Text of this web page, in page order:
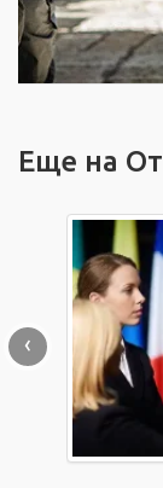
Еще на
‹